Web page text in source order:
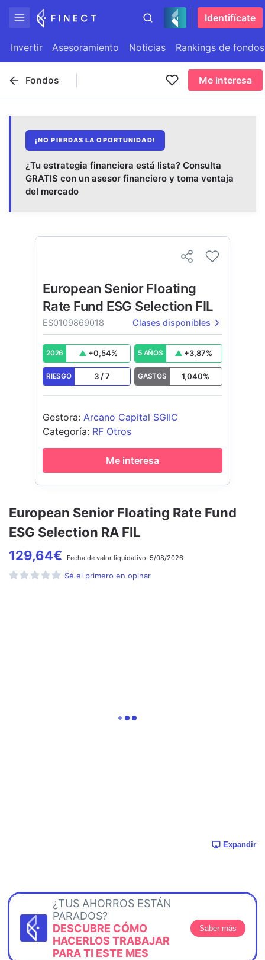
Identifícate
Invertir Asesoramiento Noticias Rankings de fondos
Fondos Me interesa
¡NO PIERDAS LA OPORTUNIDAD!
¿Tu estrategia financiera está lista? Consulta
GRATIS con un asesor financiero y toma ventaja
del mercado
European Senior Floating Rate Fund
ESG Selection RA FIL
129,64€ Fecha de valor liquidativo: 5/08/2026
Sé el primero en opinar
Expandir
¿TUS AHORROS ESTÁN
PARADOS?
DESCUBRE CÓMO
HACERLOS TRABAJAR
PARA TI ESTE MES
Saber más
European Senior Floating
Rate Fund ESG Selection FIL
ES0109869018 Clases disponibles
2026 +0,54% 5 AÑOS +3,87%
RIESGO 3 /7 GASTOS 1,040%
Gestora: Arcano Capital SGIIC
Categoría: RF Otros
Me interesa